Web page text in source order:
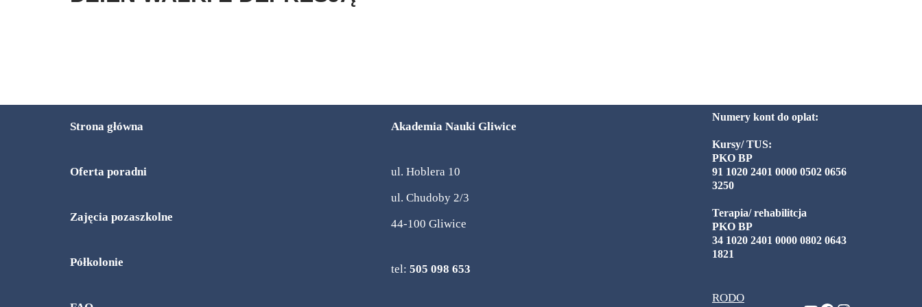
Strona główna
Oferta poradni
Zajęcia pozaszkolne
Półkolonie
Akademia Nauki Gliwice
ul. Hoblera 10
ul. Chudoby 2/3
44-100 Gliwice
tel: 505 098 653
Numery kont do oplat:
Kursy/ TUS:
PKO BP
91 1020 2401 0000 0502 0656
3250
Terapia/ rehabilitcja
PKO BP
34 1020 2401 0000 0802 0643
1821
RODO